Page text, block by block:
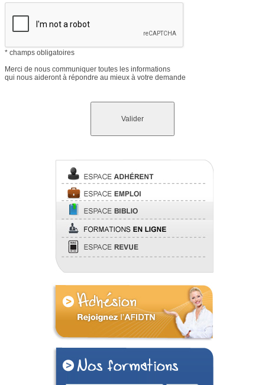
* champs obligatoires
Merci de nous communiquer toutes les informations
qui nous aideront à répondre au mieux à votre demande